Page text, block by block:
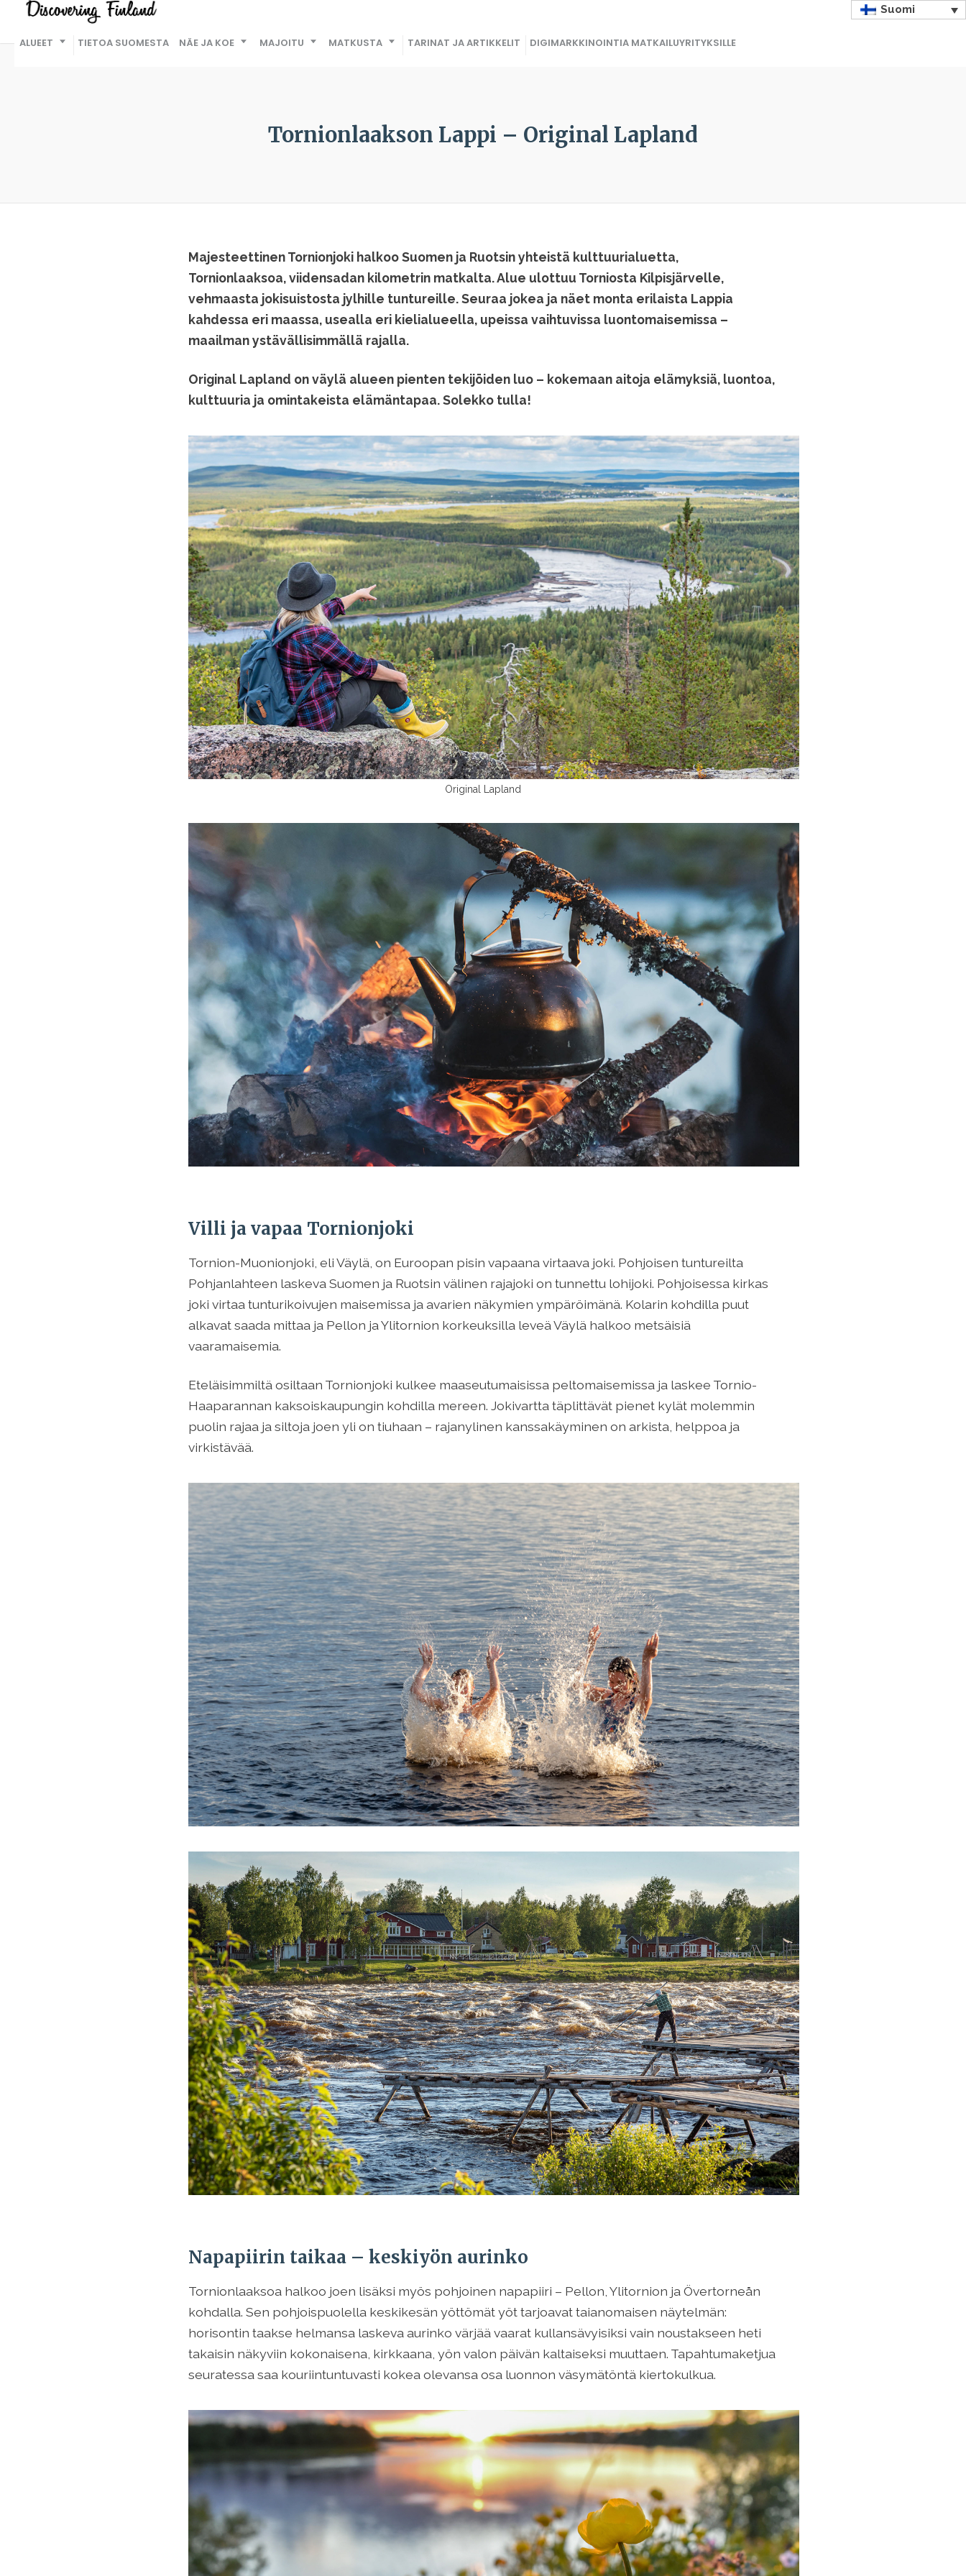
ALUEET TIETOA SUOMESTA NÄE JA KOE MAJOITU MATKUSTA TARINAT JA ARTIKKELIT DIGIMARKKINOINTIA MATKAILUYRITYKSILLE
Suomi
Tornionlaakson Lappi – Original Lapland
Majesteettinen Tornionjoki halkoo Suomen ja Ruotsin yhteistä kulttuurialuetta,
Tornionlaaksoa, viidensadan kilometrin matkalta. Alue ulottuu Torniosta Kilpisjärvelle,
vehmaasta jokisuistosta jylhille tuntureille. Seuraa jokea ja näet monta erilaista Lappia
kahdessa eri maassa, usealla eri kielialueella, upeissa vaihtuvissa luontomaisemissa –
maailman ystävällisimmällä rajalla.
Original Lapland on väylä alueen pienten tekijöiden luo – kokemaan aitoja elämyksiä, luontoa,
kulttuuria ja omintakeista elämäntapaa. Solekko tulla!
Original Lapland
Villi ja vapaa Tornionjoki
Tornion-Muonionjoki, eli Väylä, on Euroopan pisin vapaana virtaava joki. Pohjoisen tuntureilta
Pohjanlahteen laskeva Suomen ja Ruotsin välinen rajajoki on tunnettu lohijoki. Pohjoisessa kirkas
joki virtaa tunturikoivujen maisemissa ja avarien näkymien ympäröimänä. Kolarin kohdilla puut
alkavat saada mittaa ja Pellon ja Ylitornion korkeuksilla leveä Väylä halkoo metsäisiä
vaaramaisemia.
Eteläisimmiltä osiltaan Tornionjoki kulkee maaseutumaisissa peltomaisemissa ja laskee Tornio-
Haaparannan kaksoiskaupungin kohdilla mereen. Jokivartta täplittävät pienet kylät molemmin
puolin rajaa ja siltoja joen yli on tiuhaan – rajanylinen kanssakäyminen on arkista, helppoa ja
virkistävää.
Napapiirin taikaa – keskiyön aurinko
Tornionlaaksoa halkoo joen lisäksi myös pohjoinen napapiiri – Pellon, Ylitornion ja Övertorneån
kohdalla. Sen pohjoispuolella keskikesän yöttömät yöt tarjoavat taianomaisen näytelmän:
horisontin taakse helmansa laskeva aurinko värjää vaarat kullansävyisiksi vain noustakseen heti
takaisin näkyviin kokonaisena, kirkkaana, yön valon päivän kaltaiseksi muuttaen. Tapahtumaketjua
seuratessa saa kouriintuntuvasti kokea olevansa osa luonnon väsymätöntä kiertokulkua.